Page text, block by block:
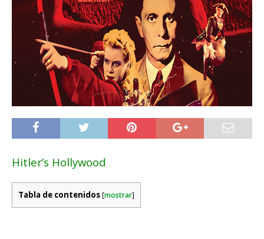
Hitler’s Hollywood
Tabla de contenidos [mostrar]